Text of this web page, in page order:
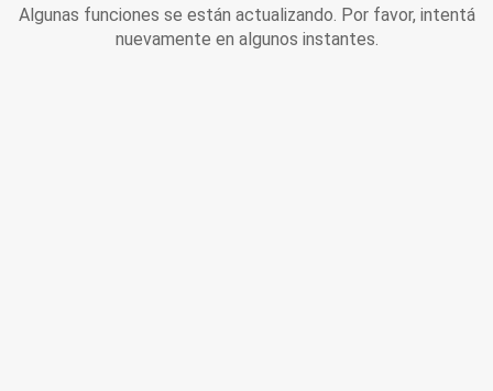
Algunas funciones se están actualizando. Por favor, intentá
nuevamente en algunos instantes.